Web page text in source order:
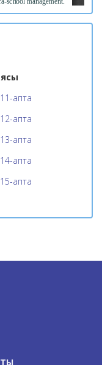
11-апта
12-апта
13-апта
14-апта
15-апта